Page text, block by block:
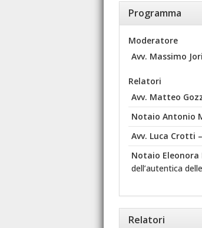
Programma
Moderatore
Avv. Massimo
Relatori
Avv. Matteo
Notaio Antonio
Avv. Luca Crotti –
Notaio Eleonora
dell’autentica
Relatori